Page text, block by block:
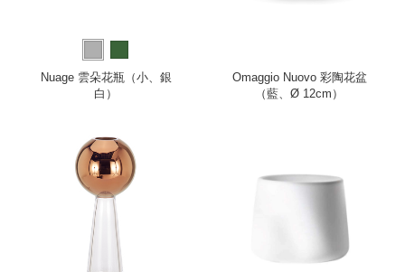
Nuage 雲朵花瓶（小、銀
白）
Omaggio Nuovo 彩陶花盆
（藍、Ø 12cm）